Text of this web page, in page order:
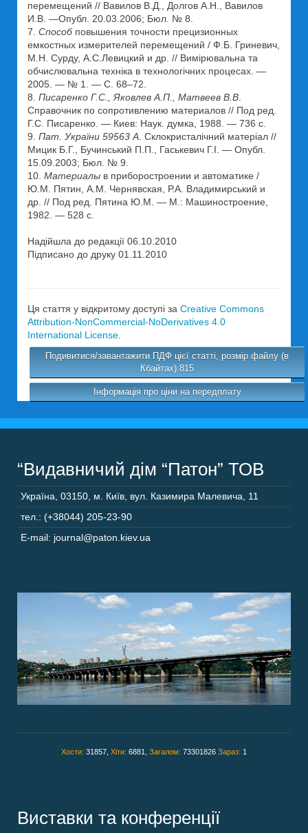
перемещений // Вавилов В.Д., Долгов А.Н., Вавилов
И.В. —Опубл. 20.03.2006; Бюл. № 8.
7. Способ повышения точности прецизионных
емкостных измерителей перемещений / Ф.Б. Гриневич,
М.Н. Сурду, А.С.Левицкий и др. // Вимірювальна та
обчислювальна техніка в технологічних процесах. —
2005. — № 1. — С. 68–72.
8. Писаренко Г.С., Яковлев А.П., Матвеев В.В
Справочник по сопротивлению материалов // Под ред.
Г.С. Писаренко. — Киев: Наук. думка, 1988. — 736 с.
9. Пат. України 59563 А . Склокристалічний матеріал //
Мицик Б.Г., Бучинський П.П., Гаськевич Г.І. — Опубл.
15.09.2003; Бюл. № 9.
10. Материалы в приборостроении и автоматике /
Ю.М. Пятин, А.М. Чернявская, Р.А. Владимирський и
др. // Под ред. Пятина Ю.М. — М.: Машиностроение,
1982. — 528 с.
Надійшла до редакції 06.10.2010
Підписано до друку 01.11.2010
Ця стаття у відкритому доступі за Creative Commons
Attribution-NonCommercial-NoDerivatives 4.0
International License
Подивитися/завантажити ПДФ цієї статті, розмір файлу (в
Кбайтах):815
Інформація про ціни на передплату
“Видавничий дім “Патон” ТОВ
Україна 03150 м. Київ, вул. Казимира Малевича, 11
тел.: (+38044) 205-23-90
E-mail: journal@paton.kiev.ua
Хости: 31857, Хіти: 6881, Загалом: 73301826 Зараз: 1
Виставки та конференції